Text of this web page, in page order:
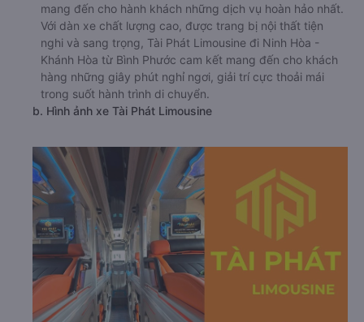
mang đến cho hành khách những dịch vụ hoàn hảo nhất.
Với dàn xe chất lượng cao, được trang bị nội thất tiện
nghi và sang trọng, Tài Phát Limousine đi Ninh Hòa -
Khánh Hòa từ Bình Phước cam kết mang đến cho khách
hàng những giây phút nghỉ ngơi, giải trí cực thoải mái
trong suốt hành trình di chuyển.
b. Hình ảnh xe Tài Phát Limousine